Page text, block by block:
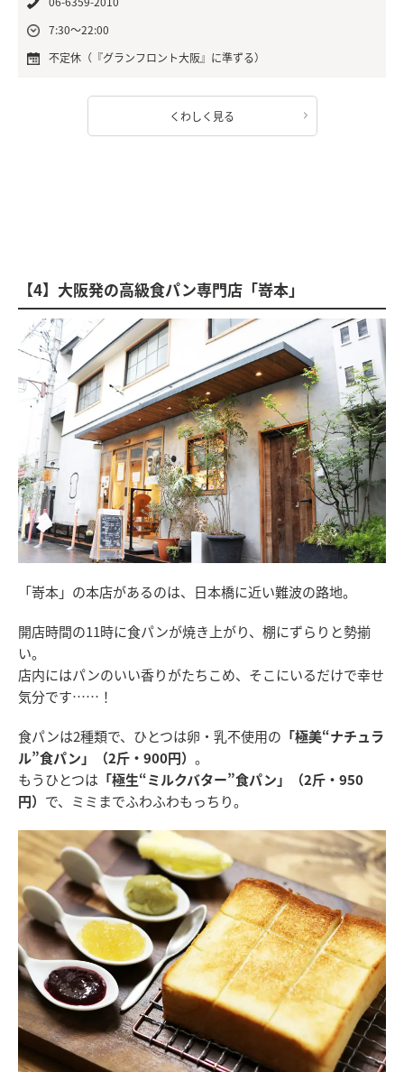
7:30～22:00
不定休（『グランフロント大阪』に準ずる）
くわしく見る
【4】大阪発の高級食パン専門店「嵜本」
「嵜本」の本店があるのは、日本橋に近い難波の路地。
開店時間の11時に食パンが焼き上がり、棚にずらりと勢揃
い。
店内にはパンのいい香りがたちこめ、そこにいるだけで幸せ
気分です……！
食パンは2種類で、ひとつは卵・乳不使用の 「極美“ナチュラ
ル”食パン」（2斤・900円） 。
もうひとつは 「極生“ミルクバター”食パン」（2斤・950
円） で、ミミまでふわふわもっちり。